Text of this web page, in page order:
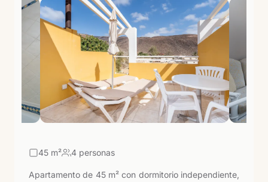
45 m² 4 personas
Apartamento de 45 m² con dormitorio independiente,